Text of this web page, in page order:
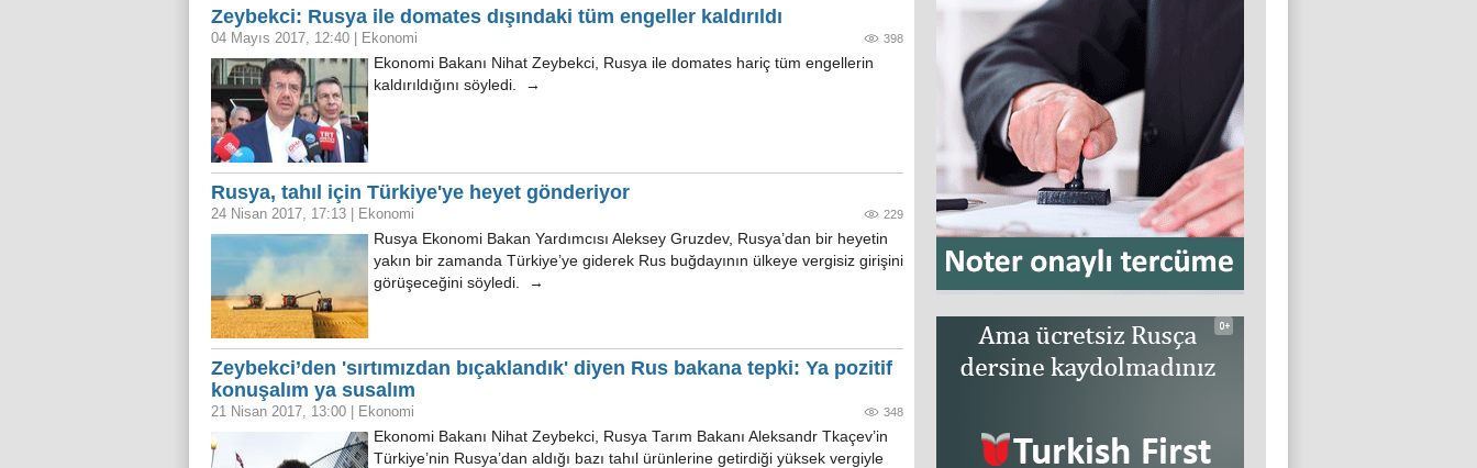
Zeybekci: Rusya ile domates dışındaki tüm engeller kaldırıldı
04 Mayıs 2017, 12:40 Ekonomi 398
Ekonomi Bakanı Nihat Zeybekci, Rusya ile domates hariç tüm engellerin
kaldırıldığını söyledi. →
Rusya, tahıl için Türkiye'ye heyet gönderiyor
24 Nisan 2017, 17:13 Ekonomi 229
Rusya Ekonomi Bakan Yardımcısı Aleksey Gruzdev, Rusya’dan bir heyetin
yakın bir zamanda Türkiye’ye giderek Rus buğdayının ülkeye vergisiz girişini
görüşeceğini söyledi. →
Zeybekci’den 'sırtımızdan bıçaklandık' diyen Rus bakana tepki: Ya pozitif
konuşalım ya susalım
21 Nisan 2017, 13:00 Ekonomi 348
Ekonomi Bakanı Nihat Zeybekci, Rusya Tarım Bakanı Aleksandr Tkaçev’in
Türkiye’nin Rusya’dan aldığı bazı tahıl ürünlerine getirdiği yüksek vergiyle